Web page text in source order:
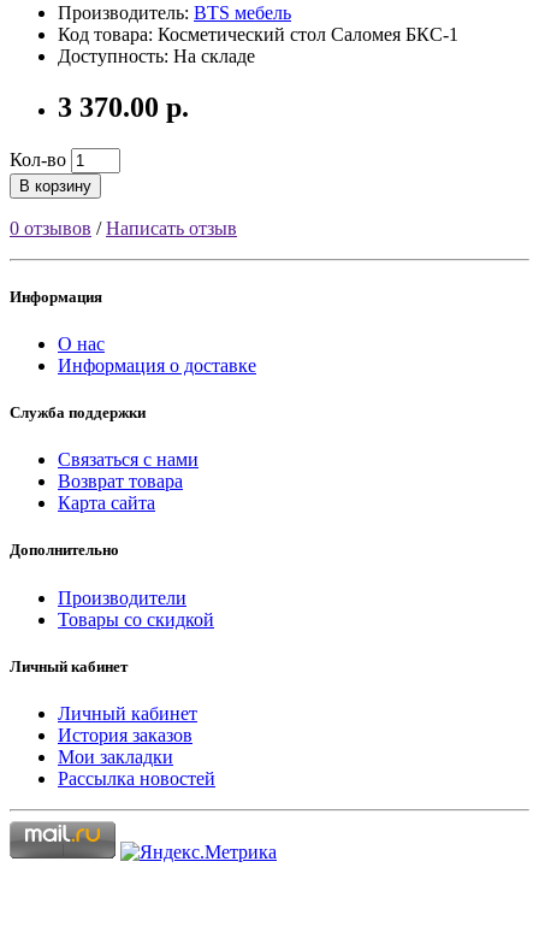
Производитель: BTS мебель
Код товара: Косметический стол Саломея БКС-1
Доступность: На складе
3 370.00 р.
Кол-во
В корзину
0 отзывов /Написать отзыв
Информация
О нас
Информация о доставке
Служба поддержки
Связаться с нами
Возврат товара
Карта сайта
Дополнительно
Производители
Товары со скидкой
Личный кабинет
Личный кабинет
История заказов
Мои закладки
Рассылка новостей